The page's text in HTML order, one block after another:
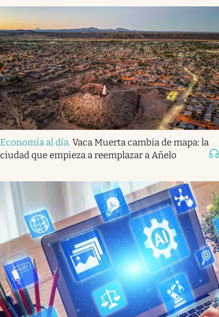
Economía al día. Vaca Muerta cambia de mapa: la
ciudad que empieza a reemplazar a Añelo